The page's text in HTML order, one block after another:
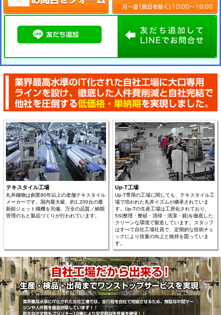
テキスタイル工場
丸井織物は創業80年以上の老舗テキスタイル
メーカーです。国内最大級、約1,200台の最
新鋭ジェット織機を完備。万全の品質／納期
管理のもと製品づくりが行われています。
Up-T工場
Up-T専用の工場に関しても、テキスタイル工
場で培われた丸井イズムが継承されていま
す。Up-Tの生産工場は工房化されており、
5S(整理・整頓・清掃・清潔・躾)を徹底した
クリーンな環境で製造しています。スタッフ
はすべて自社工場社員で、定期的な技術チェ
ックにより技量の向上と維持を図っていま
す。